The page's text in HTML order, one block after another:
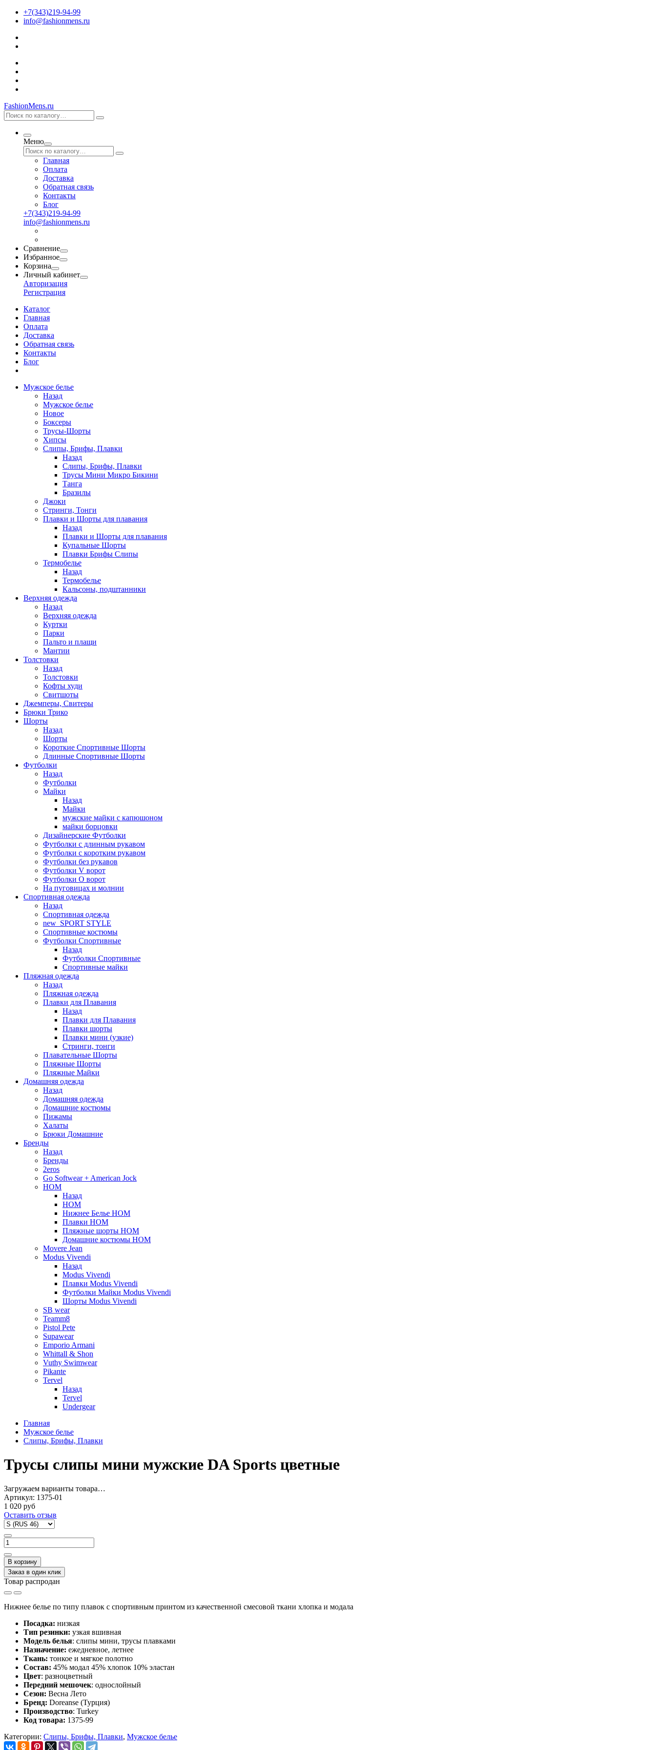
+7(343)219-94-99
info@fashionmens.ru
FashionMens.ru
Меню
Главная
Оплата
Доставка
Обратная связь
Контакты
Блог
+7(343)219-94-99
info@fashionmens.ru
Сравнение
Избранное
Корзина
Личный кабинет
Авторизация
Регистрация
Каталог
Главная
Оплата
Доставка
Обратная связь
Контакты
Блог
Мужское белье
Назад
Мужское белье
Новое
Боксеры
Трусы-Шорты
Хипсы
Слипы, Брифы, Плавки
Назад
Слипы, Брифы, Плавки
Трусы Мини Микро Бикини
Танга
Бразилы
Джоки
Стринги, Тонги
Плавки и Шорты для плавания
Назад
Плавки и Шорты для плавания
Купальные Шорты
Плавки Брифы Слипы
Термобелье
Назад
Термобелье
Кальсоны, подштанники
Верхняя одежда
Назад
Верхняя одежда
Куртки
Парки
Пальто и плащи
Мантии
Толстовки
Назад
Толстовки
Кофты худи
Свитшоты
Джемперы, Свитеры
Брюки Трико
Шорты
Назад
Шорты
Короткие Спортивные Шорты
Длинные Спортивные Шорты
Футболки
Назад
Футболки
Майки
Назад
Майки
мужские майки с капюшоном
майки борцовки
Дизайнерские Футболки
Футболки с длинным рукавом
Футболки с коротким рукавом
Футболки без рукавов
Футболки V ворот
Футболки O ворот
На пуговицах и молнии
Спортивная одежда
Назад
Спортивная одежда
new_SPORT STYLE
Спортивные костюмы
Футболки Спортивные
Назад
Футболки Спортивные
Спортивные майки
Пляжная одежда
Назад
Пляжная одежда
Плавки для Плавания
Назад
Плавки для Плавания
Плавки шорты
Плавки мини (узкие)
Стринги, тонги
Плавательные Шорты
Пляжные Шорты
Пляжные Майки
Домашняя одежда
Назад
Домашняя одежда
Домашние костюмы
Пижамы
Халаты
Брюки Домашние
Бренды
Назад
Бренды
2eros
Go Softwear + American Jock
HOM
Назад
HOM
Нижнее Белье HOM
Плавки HOM
Пляжные шорты HOM
Домашние костюмы HOM
Movere Jean
Modus Vivendi
Назад
Modus Vivendi
Плавки Modus Vivendi
Футболки Майки Modus Vivendi
Шорты Modus Vivendi
SB wear
Teamm8
Pistol Pete
Supawear
Emporio Armani
Whittall & Shon
Vuthy Swimwear
Pikante
Tervel
Назад
Tervel
Undergear
Главная
Мужское белье
Слипы, Брифы, Плавки
Трусы слипы мини мужские DA Sports цветные
Загружаем варианты товара…
Артикул: 1375-01
1 020 руб
Оставить отзыв
В корзину
Заказ в один клик
Товар распродан
Нижнее белье по типу плавок с спортивным принтом из качественной смесовой ткани хлопка и модала
Посадка: низкая
Тип резинки: узкая вшивная
Модель белья: слипы мини, трусы плавками
Назначение: ежедневное, летнее
Ткань: тонкое и мягкое полотно
Состав: 45% модал 45% хлопок 10% эластан
Цвет: разноцветный
Передний мешочек: однослойный
Сезон: Весна Лето
Бренд: Doreanse (Турция)
Производство: Turkey
Код товара: 1375-99
Категории: Слипы, Брифы, Плавки, Мужское белье